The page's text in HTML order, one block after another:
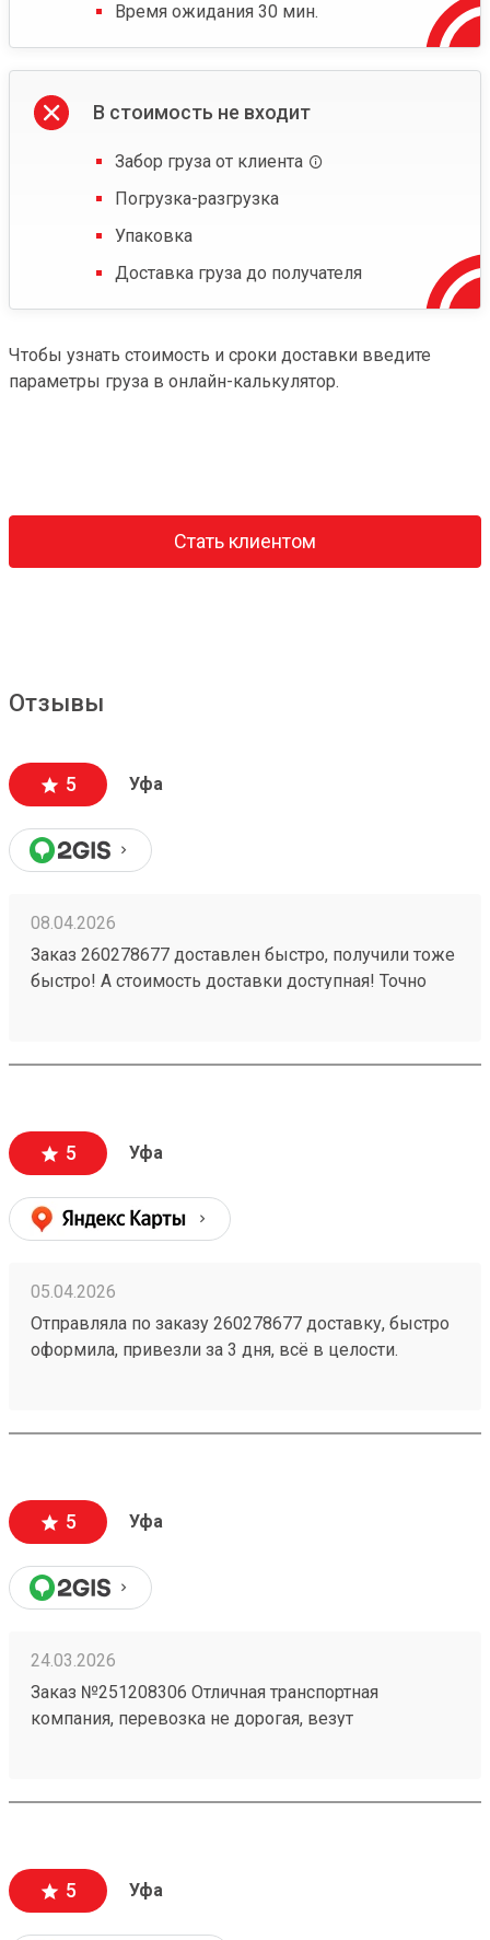
Время ожидания 30 мин.
В стоимость не входит
Забор груза от клиента
Погрузка-разгрузка
Упаковка
Доставка груза до получателя
Чтобы узнать стоимость и сроки доставки введите
параметры груза в онлайн-калькулятор.
Стать клиентом
Отзывы
5 Уфа
08.04.2026
Заказ 260278677 доставлен быстро, получили тоже
быстро! А стоимость доставки доступная! Точно
5 Уфа
05.04.2026
Отправляла по заказу 260278677 доставку, быстро
оформила, привезли за 3 дня, всё в целости.
5 Уфа
24.03.2026
Заказ №251208306 Отличная транспортная
компания, перевозка не дорогая, везут
с данной ТК!
5 Уфа